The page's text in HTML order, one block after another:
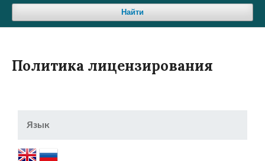
Найти
Политика лицензирования
Язык